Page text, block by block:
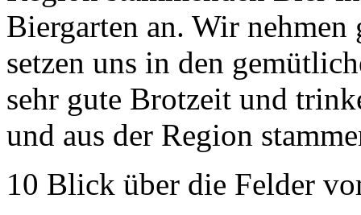
Biergarten an. Wir
setzen uns in den
sehr gute Brotzeit und
und aus der Region
10 Blick über die Felder